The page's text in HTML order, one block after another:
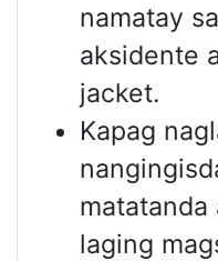
namatay
aksidente
jacket.
Kapag
matatanda
laging